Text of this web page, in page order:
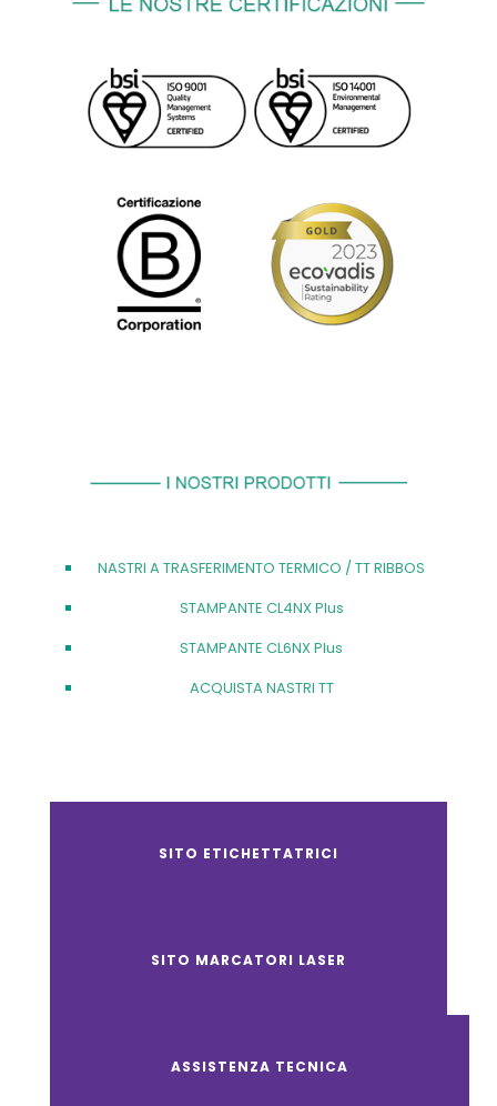
NASTRI A TRASFERIMENTO TERMICO / TT RIBBOS
STAMPANTE CL4NX Plus
STAMPANTE CL6NX Plus
ACQUISTA NASTRI TT
SITO ETICHETTATRICI
SITO MARCATORI LASER
ASSISTENZA TECNICA